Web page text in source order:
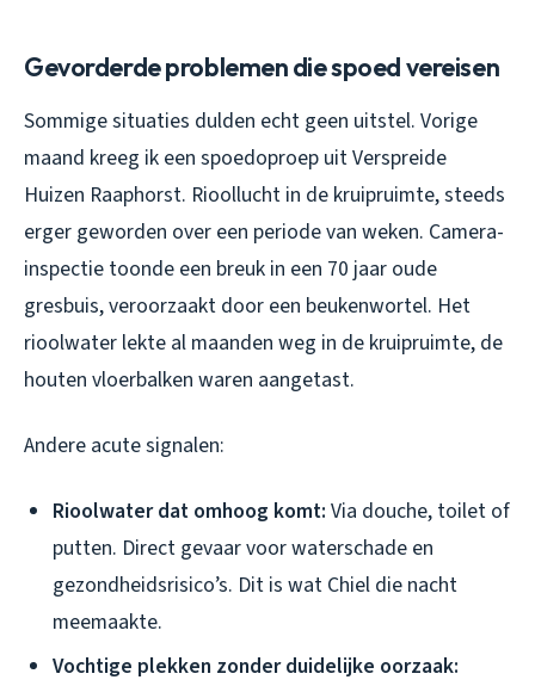
Gevorderde problemen die spoed vereisen
Sommige situaties dulden echt geen uitstel. Vorige
maand kreeg ik een spoedoproep uit Verspreide
Huizen Raaphorst. Rioollucht in de kruipruimte, steeds
erger geworden over een periode van weken. Camera-
inspectie toonde een breuk in een 70 jaar oude
gresbuis, veroorzaakt door een beukenwortel. Het
rioolwater lekte al maanden weg in de kruipruimte, de
houten vloerbalken waren aangetast.
Andere acute signalen:
Rioolwater dat omhoog komt: Via douche, toilet of
putten. Direct gevaar voor waterschade en
gezondheidsrisico’s. Dit is wat Chiel die nacht
meemaakte.
Vochtige plekken zonder duidelijke oorzaak: